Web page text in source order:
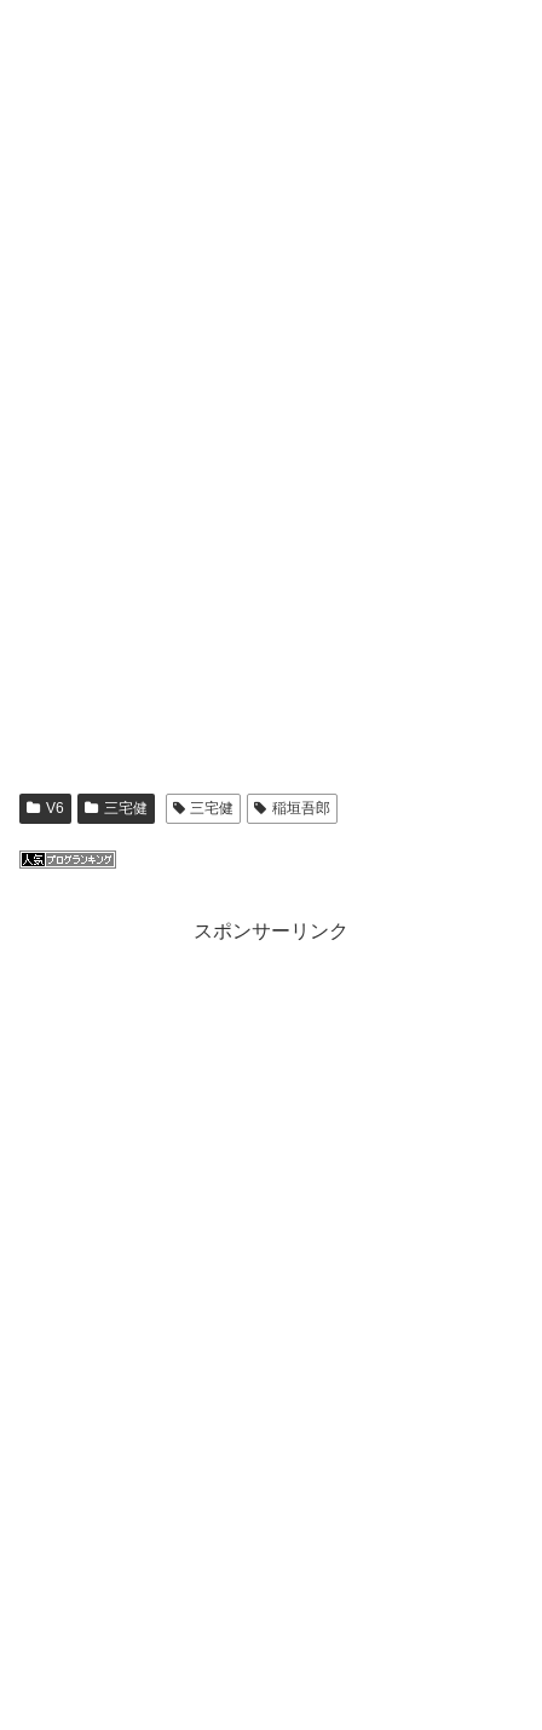
V6 三宅健 三宅健 稲垣吾郎
スポンサーリンク